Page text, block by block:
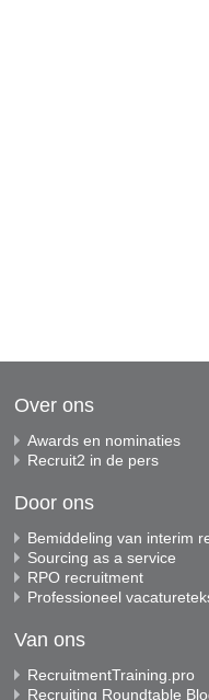
Over ons
Awards en nominaties
Recruit2 in de pers
Door ons
Bemiddeling van interim
Sourcing as a service
RPO recruitment
Professioneel
Van ons
RecruitmentTraining.pro
Recruiting Roundtable